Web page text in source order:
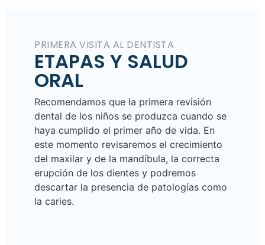
PRIMERA VISITA AL DENTISTA
ETAPAS Y SALUD
ORAL
Recomendamos que la primera revisión
dental de los niños se produzca cuando se
haya cumplido el primer año de vida. En
este momento revisaremos el crecimiento
del maxilar y de la mandíbula, la correcta
erupción de los dientes y podremos
descartar la presencia de patologías como
la caries.